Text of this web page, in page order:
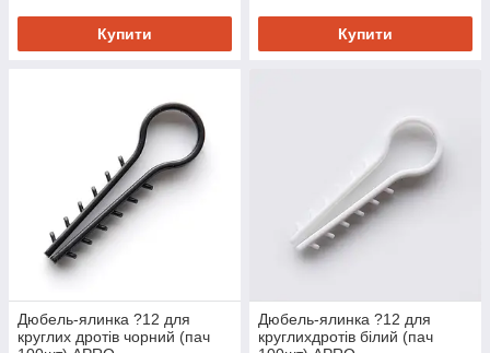
Купити Купити
Дюбель-ялинка ?12 для
круглих дротів чорний (пач
Дюбель-ялинка ?12 для
круглихдротів білий (пач